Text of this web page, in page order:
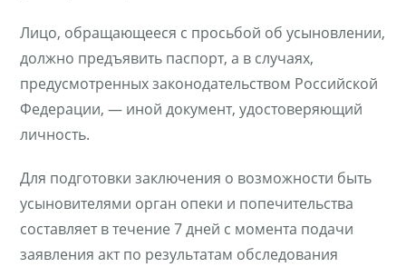
Лицо, обращающееся с просьбой об усыновлении,
должно предъявить паспорт, а в случаях,
предусмотренных законодательством Российской
Федерации, — иной документ, удостоверяющий
личность.
Для подготовки заключения о возможности быть
усыновителями орган опеки и попечительства
составляет в течение 7 дней с момента подачи
заявления акт по результатам обследования